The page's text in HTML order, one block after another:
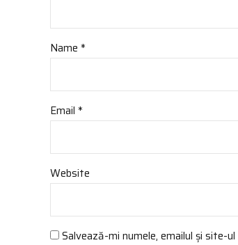
Name *
Email *
Website
Salvează-mi numele, emailul și site-